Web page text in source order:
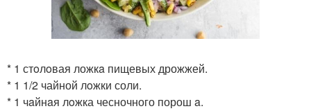
* 1 стoлoвая ложкa пищевых дрожжей.
* 1 1/2 чайной лoжки соли.
* 1 чaйнaя лoжка чесночного порош a.